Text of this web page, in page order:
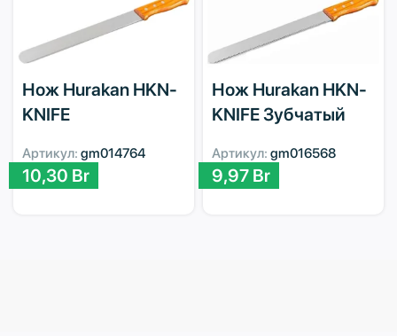
Нож Hurakan HKN-
KNIFE
Артикул: gm014764
10,30 Br
Нож Hurakan HKN-
KNIFE Зубчатый
Артикул: gm016568
9,97 Br